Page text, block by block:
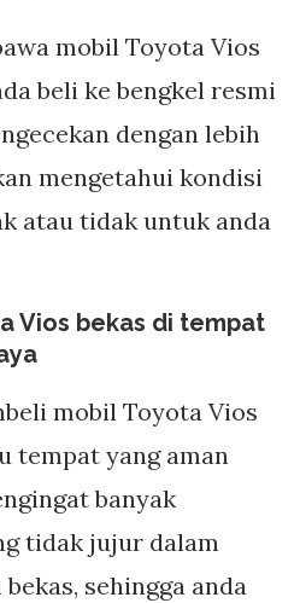
mobil Toyota Vios
beli ke bengkel resmi
dengan lebih
mengetahui kondisi
atau tidak untuk anda
Vios bekas di tempat
mobil Toyota Vios
tempat yang aman
banyak
tidak jujur dalam
sehingga anda